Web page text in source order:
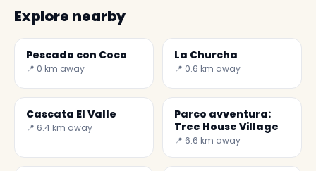
Explore nearby
Pescado con Coco
📍 0 km away
La Churcha
📍 0.6 km away
Cascata El Valle
📍 6.4 km away
Parco avventura:
Tree House Village
📍 6.6 km away